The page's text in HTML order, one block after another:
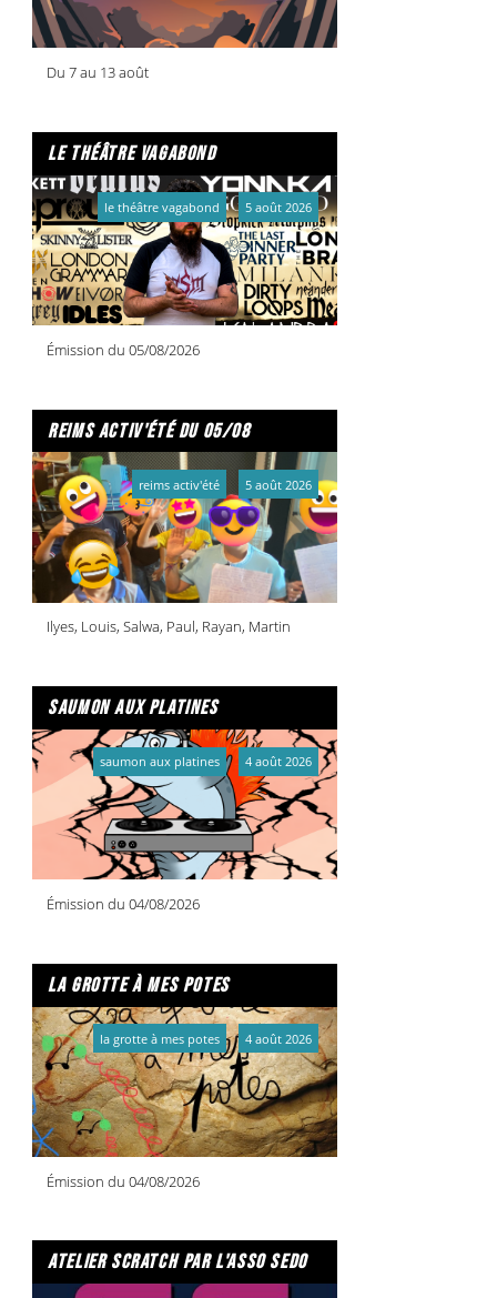
Du 7 au 13 août
le théâtre vagabond
Émission du 05/08/2026
le théâtre vagabond 5 août 2026
reims activ'été du 05/08
Ilyes, Louis, Salwa, Paul, Rayan, Martin
reims activ'été 5 août 2026
saumon aux platines
Émission du 04/08/2026
saumon aux platines 4 août 2026
la grotte à mes potes
Émission du 04/08/2026
la grotte à mes potes 4 août 2026
atelier scratch par l'asso sedo